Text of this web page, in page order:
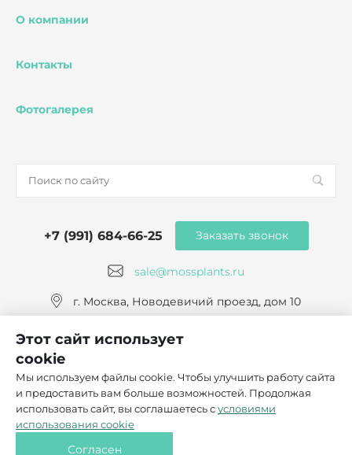
О компании
Контакты
Фотогалерея
sale@mossplants.ru
+7 (991) 684-66-25
г. Москва, Новодевичий проезд, дом 10
Заказать звонок
© 2026 Mossplants, Все права защищены
Политика конфиденциальности
Согласие на обработку персональных данных
Согласие на использование файлов cookie
Этот сайт использует
cookie
Мы используем файлы cookie. Чтобы улучшить работу сайта
и предоставить вам больше возможностей. Продолжая
использовать сайт, вы соглашаетесь сусловиями
использования cookie
Согласен